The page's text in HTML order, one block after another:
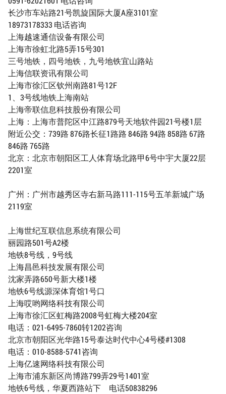
长沙市车站路21号凯旋国际大厦A座3101室
18973178333 电话咨询
上海越速通信设备有限公司
上海市徐虹北路5弄15号301
三号地铁，四号地铁，九号地铁宜山路站
上海信联资讯有限公司
上海市徐汇区钦州南路81号12F
1、3号线地铁上海南站
上海帝联信息科技股份有限公司
上海：上海市普陀区中江路879号天地软件园21号楼1层
附近公交：739路 876路长征1路路 846路 94路 858路 67路
846路 765路
北京：北京市朝阳区工人体育场北路甲6号中宇大厦22层
2201室
广州：广州市越秀区寺右新马路111-115号五羊新城广场
2119室
上海世纪互联信息系统有限公司
丽园路501号A2楼
地铁8号线，9号线
上海昌邑科技发展有限公司
沈家弄路650号新大楼1楼
地铁6号线源深体育馆1号口
上海哎哟网络科技有限公司
上海市徐汇区虹梅路2008号虹梅大楼204室
电话：021-6495-7860转1202咨询
北京市朝阳区光华路15号泰达时代中心4号楼#1308
电话：010-8588-5741咨询
上海亿速网络科技有限公司
上海市浦东新区尚博路799弄29号1401室
地铁6号线，华夏西路站下 电话50838296